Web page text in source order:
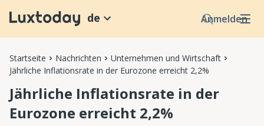
Anmelden
de
Startseite Nachrichten
Unternehmen und Wirtschaft
Jährliche Inflationsrate in der Eurozone erreicht 2,2%
Jährliche Inflationsrate in der
Eurozone erreicht 2,2%